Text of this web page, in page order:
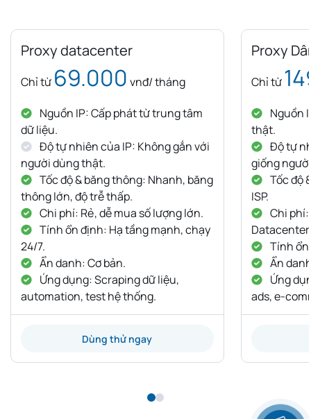
Proxy datacenter
Chỉ từ 69.000 vnđ/ tháng
Nguồn IP: Cấp phát từ trung tâm
dữ liệu.
Độ tự nhiên của IP: Không gắn với
người dùng thật.
Tốc độ & băng thông: Nhanh, băng
thông lớn, độ trễ thấp.
Chi phí: Rẻ, dễ mua số lượng lớn.
Tính ổn định: Hạ tầng mạnh, chạy
24/7.
Ẩn danh: Cơ bản.
Ứng dụng: Scraping dữ liệu,
automation, test hệ thống.
Dùng thử ngay
Proxy
Chỉ từ
Nguồn
thật.
Độ tự
giống
Tốc độ
ISP.
Chi
Datacenter.
Tính ổn
Ẩn
Ứng
ads, e-